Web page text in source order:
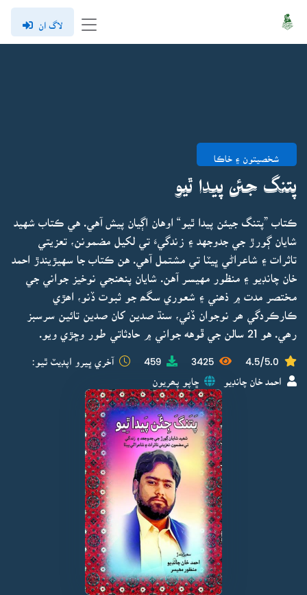
لاگ ان
شخصيتون ۽ خاڪا
پتنگ جئن پيدا ٿيو
ڪتاب ”پتنگ جيئن پيدا ٿيو“ اوهان اڳيان پيش آهي. هي ڪتاب شهيد
شايان ڳورڙ جي جدوجهد ۽ زندگيءَ تي لکيل مضمونن، تعزيتي
تاثرات ۽ شاعراڻي ڀيٽا تي مشتمل آهي. هن ڪتاب جا سهيڙيندڙ احمد
خان چانڊيو ۽ منظور مهيسر آهن. شايان پنھنجي نوخيز جواني جي
مختصر مدت ۾ ذھني ۽ شعوري سگھ جو ثبوت ڏنو، اھڙي
ڪارڪردگي ھر نوجوان ڏئي، سنڌ صدين کان صدين تائين سرسبز
4.5/5.0
3425
459 آخري ڀيرو اپڊيٽ ٿيو:
احمد خان چانڊيو ڇاپو پھريون